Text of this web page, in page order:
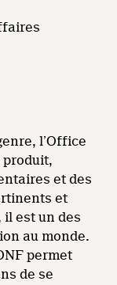
l’Office
produit,
et des
et
est un des
au monde.
permet
de se